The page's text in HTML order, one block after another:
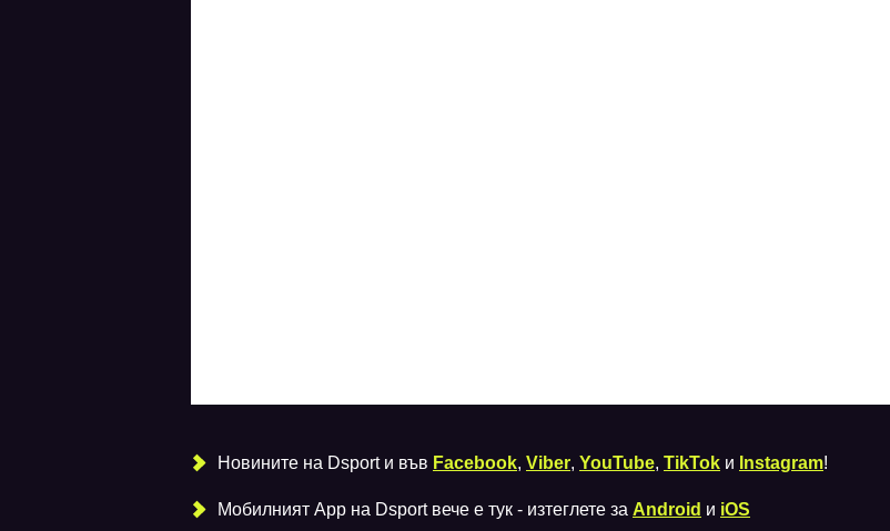
Новините на Dsport и във Facebook, Viber, YouTube, TikTok и Instagram!
Мобилният Аpp на Dsport вече е тук - изтеглете за Android и iOS